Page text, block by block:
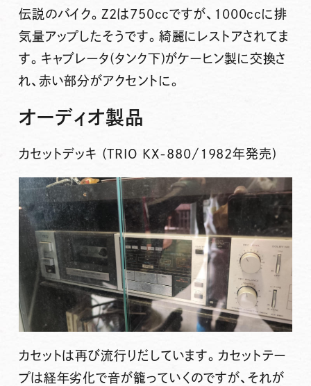
伝説のバイク。Z2は750ccですが、1000ccに排
気量アップしたそうです。綺麗にレストアされてま
す。キャブレータ(タンク下)がケーヒン製に交換さ
れ、赤い部分がアクセントに。
オーディオ製品
カセットデッキ (TRIO KX-880/1982年発売)
カセットは再び流行りだしています。カセットテー
プは経年劣化で音が籠っていくのですが、それが